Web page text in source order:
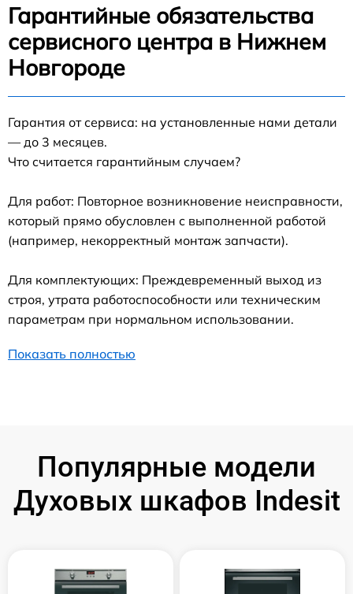
Гарантийные обязательства
сервисного центра в Нижнем
Новгороде
Гарантия от сервиса: на установленные нами детали
— до 3 месяцев.
Что считается гарантийным случаем?
Для работ: Повторное возникновение неисправности,
который прямо обусловлен с выполненной работой
(например, некорректный монтаж запчасти).
Для комплектующих: Преждевременный выход из
строя, утрата работоспособности или техническим
параметрам при нормальном использовании.
Показать полностью
Популярные модели
Духовых шкафов Indesit